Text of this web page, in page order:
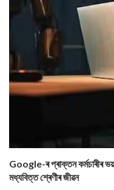
Google-ৰ প্ৰাক্তন কৰ্মচাৰীৰ
মধ্যবিত্ত শ্ৰেণীৰ জীৱন